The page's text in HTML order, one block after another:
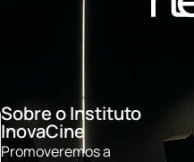
Sobre o Instituto
InovaCine
Promoveremos a